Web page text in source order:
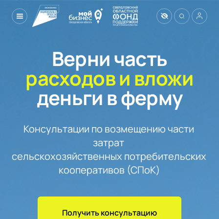
Верни часть
расходов и вложи
деньги в ферму
Консультации по возмещению части
затрат
сельскохозяйственных потребительских
Получить консультацию